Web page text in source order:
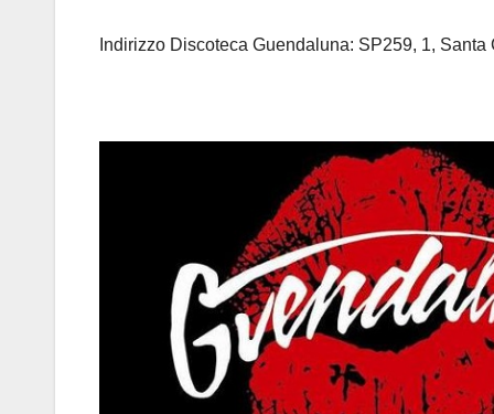
Indirizzo Discoteca Guendaluna: SP259, 1, Santa